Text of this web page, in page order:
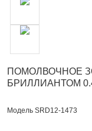
ПОМОЛВОЧНОЕ
БРИЛЛИАНТОМ
Модель SRD12-1473